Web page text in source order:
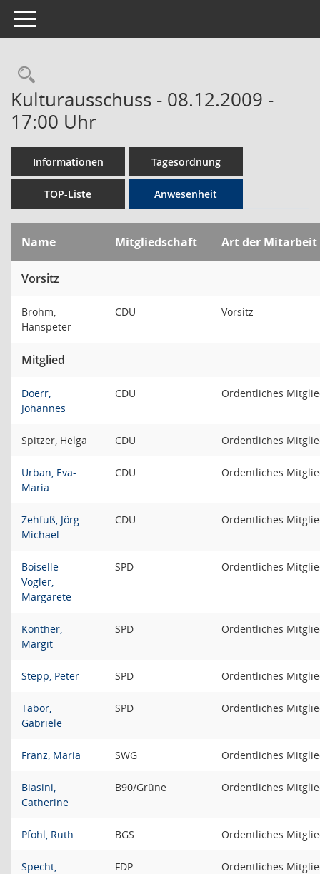
Toggle navigation
Rechercheauswahl
Kulturausschuss - 08.12.2009 -
17:00 Uhr
Informationen Tagesordnung
TOP-Liste Anwesenheit
Name Mitgliedschaft Art der Mitarbeit
Vorsitz
Brohm,
Hanspeter
CDU Vorsitz
Mitglied
Doerr,
Johannes
CDU Ordentliches
Spitzer, Helga CDU Ordentliches
Urban, Eva-
Maria
CDU Ordentliches
Zehfuß, Jörg
Michael
CDU Ordentliches
Boiselle-
Vogler,
Margarete
SPD Ordentliches
Konther,
Margit
SPD Ordentliches
Stepp, Peter SPD Ordentliches
Tabor,
Gabriele
SPD Ordentliches
Franz, Maria SWG Ordentliches
Biasini,
Catherine
B90/Grüne Ordentliches
Pfohl, Ruth BGS Ordentliches
Specht,
FDP Ordentliches